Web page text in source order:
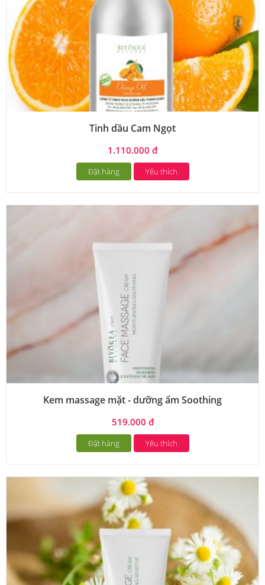
Tinh dầu Cam Ngọt
1.110.000 đ
Đặt hàng Yêu thích
Kem massage mặt - dưỡng ẩm Soothing
519.000 đ
Đặt hàng Yêu thích